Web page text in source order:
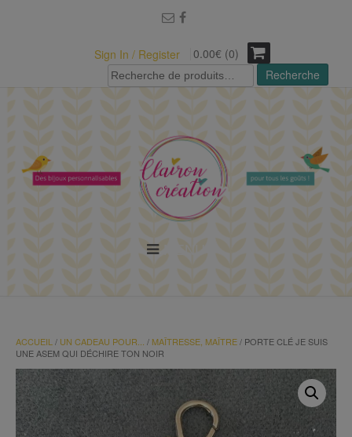
Sign In / Register
0.00€ (0)
Recherche
pour :
Recherche
ACCUEIL / UN CADEAU POUR... / MAÎTRESSE, MAÎTRE/ PORTE CLÉ JE SUIS
UNE ASEM QUI DÉCHIRE TON NOIR